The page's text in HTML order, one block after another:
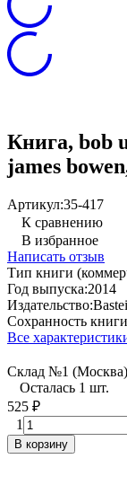
Книга, bob
james
Артикул:35-417
К сравнению
В избранное
Написать отзыв
Тип книги
Год выпуска:2014
Издательство:
Сохранность
Все
Склад №1
Осталась 1 шт.
525 ₽
1
В корзину